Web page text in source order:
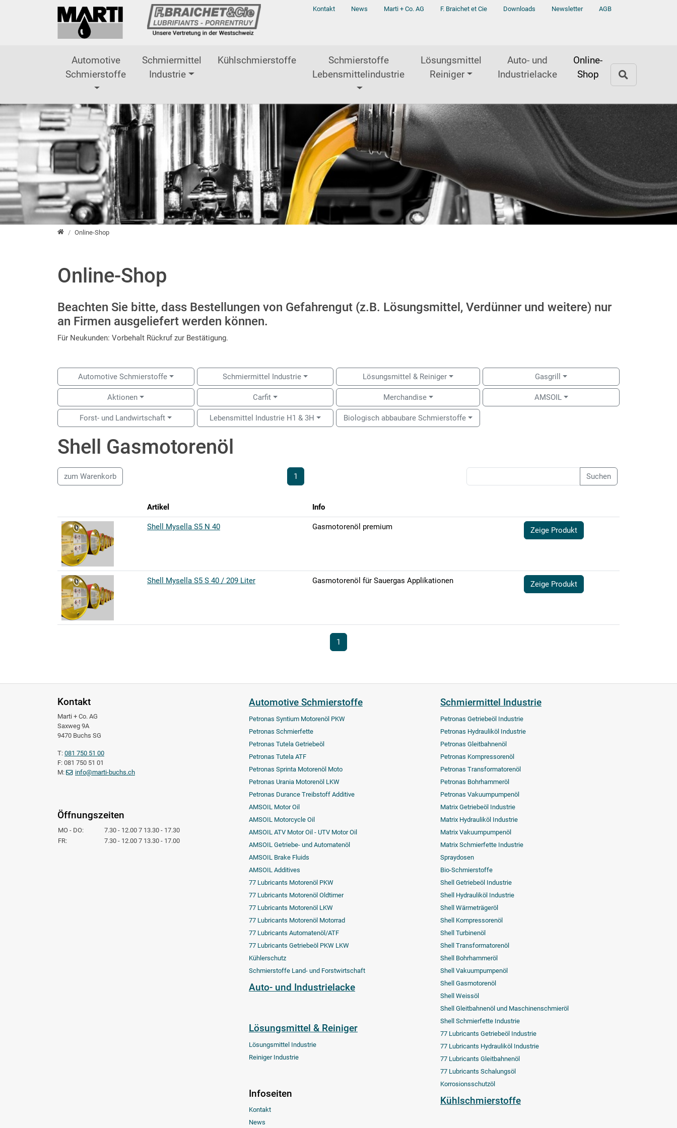
Direkt zur Hauptnavigation springen
Direkt zum Inhalt springen Kontakt News Marti + Co. AG F. Braichet et Cie Downloads Newsletter AGB
Automotive
Schmierstoffe
Schmiermittel
Industrie
Kühlschmierstoffe
Schmierstoffe
Lebensmittelindustrie
Lösungsmittel
Reiniger
Auto- und
Industrielacke
Online-
Shop
root Online-Shop
Online-Shop
Beachten Sie bitte, dass Bestellungen von Gefahrengut (z.B. Lösungsmittel, Verdünner und weitere) nur
an Firmen ausgeliefert werden können.
Für Neukunden: Vorbehalt Rückruf zur Bestätigung.
Automotive Schmierstoffe Schmiermittel Industrie Lösungsmittel & Reiniger Gasgrill
Aktionen Carfit Merchandise AMSOIL
Forst- und Landwirtschaft Lebensmittel Industrie H1 & 3H Biologisch abbaubare Schmierstoffe
Shell Gasmotorenöl
zum Warenkorb 1 Suchen
Artikel Info
Shell Mysella S5 N 40 Gasmotorenöl premium Zeige Produkt
Shell Mysella S5 S 40 / 209 Liter Gasmotorenöl für Sauergas Applikationen Zeige Produkt
1
Kontakt
Marti + Co. AG
Saxweg 9A
9470 Buchs SG
T: 081 750 51 00
F: 081 750 51 01
M:
info@marti-buchs.ch
Öffnungszeiten
MO - DO:
7.30 - 12.00 7 13.30 - 17.30
FR:
7.30 - 12.00 7 13.30 - 17.00
Automotive Schmierstoffe
Petronas Syntium Motorenöl PKW
Petronas Schmierfette
Petronas Tutela Getriebeöl
Petronas Tutela ATF
Petronas Sprinta Motorenöl Moto
Petronas Urania Motorenöl LKW
Petronas Durance Treibstoff Additive
AMSOIL Motor Oil
AMSOIL Motorcycle Oil
AMSOIL ATV Motor Oil - UTV Motor Oil
AMSOIL Getriebe- und Automatenöl
AMSOIL Brake Fluids
AMSOIL Additives
77 Lubricants Motorenöl PKW
77 Lubricants Motorenöl Oldtimer
77 Lubricants Motorenöl LKW
77 Lubricants Motorenöl Motorrad
77 Lubricants Automatenöl/ATF
77 Lubricants Getriebeöl PKW LKW
Kühlerschutz
Schmierstoffe Land- und Forstwirtschaft
Auto- und Industrielacke
Lösungsmittel & Reiniger
Lösungsmittel Industrie
Reiniger Industrie
Infoseiten
Kontakt
News
Schmiermittel Industrie
Petronas Getriebeöl Industrie
Petronas Hydrauliköl Industrie
Petronas Gleitbahnenöl
Petronas Kompressorenöl
Petronas Transformatorenöl
Petronas Bohrhammeröl
Petronas Vakuumpumpenöl
Matrix Getriebeöl Industrie
Matrix Hydrauliköl Industrie
Matrix Vakuumpumpenöl
Matrix Schmierfette Industrie
Spraydosen
Bio-Schmierstoffe
Shell Getriebeöl Industrie
Shell Hydrauliköl Industrie
Shell Wärmeträgeröl
Shell Kompressorenöl
Shell Turbinenöl
Shell Transformatorenöl
Shell Bohrhammeröl
Shell Vakuumpumpenöl
Shell Gasmotorenöl
Shell Weissöl
Shell Gleitbahnenöl und Maschinenschmieröl
Shell Schmierfette Industrie
77 Lubricants Getriebeöl Industrie
77 Lubricants Hydrauliköl Industrie
77 Lubricants Gleitbahnenöl
77 Lubricants Schalungsöl
Korrosionsschutzöl
Kühlschmierstoffe